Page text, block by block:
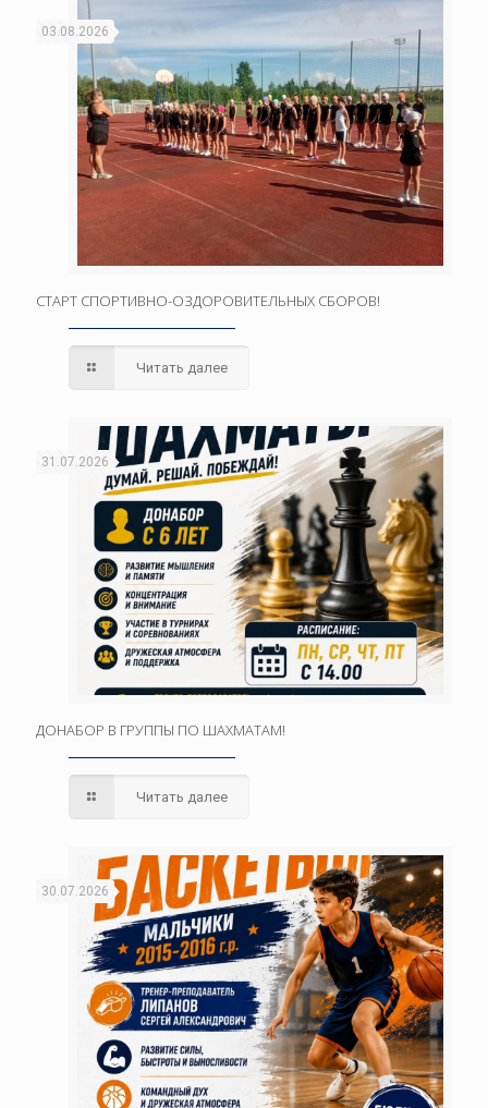
03.08.2026
СТАРТ СПОРТИВНО-ОЗДОРОВИТЕЛЬНЫХ СБОРОВ!
Читать далее
31.07.2026
ДОНАБОР В ГРУППЫ ПО ШАХМАТАМ!
Читать далее
30.07.2026